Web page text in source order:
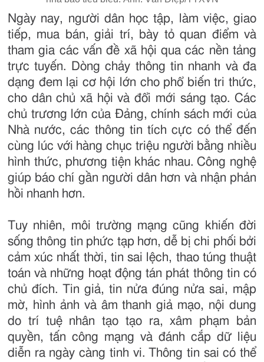
Ngày nay, người dân học tập, làm việc, giao
tiếp, mua bán, giải trí, bày tỏ quan điểm và
tham gia các vấn đề xã hội qua các nền tảng
trực tuyến. Dòng chảy thông tin nhanh và đa
dạng đem lại cơ hội lớn cho phổ biến tri thức,
cho dân chủ xã hội và đổi mới sáng tạo. Các
chủ trương lớn của Đảng, chính sách mới của
Nhà nước, các thông tin tích cực có thể đến
cùng lúc với hàng chục triệu người bằng nhiều
hình thức, phương tiện khác nhau. Công nghệ
giúp báo chí gần người dân hơn và nhận phản
hồi nhanh hơn.
Tuy nhiên, môi trường mạng cũng khiến đời
sống thông tin phức tạp hơn, dễ bị chi phối bởi
cảm xúc nhất thời, tin sai lệch, thao túng thuật
toán và những hoạt động tán phát thông tin có
chủ đích. Tin giả, tin nửa đúng nửa sai, mập
mờ, hình ảnh và âm thanh giả mạo, nội dung
do trí tuệ nhân tạo tạo ra, xâm phạm bản
quyền, tấn công mạng và đánh cắp dữ liệu
diễn ra ngày càng tinh vi. Thông tin sai có thể